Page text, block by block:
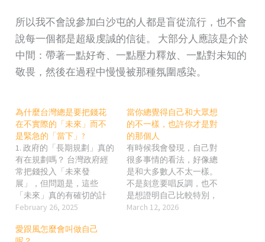
所以我不會說參加白沙屯的人都是盲從流行，也不會
說每一個都是超級虔誠的信徒。 大部分人應該是介於
中間：帶著一點好奇、一點壓力釋放、一點對未知的
敬畏，然後在過程中慢慢被那種氛圍感染。
為什麼台灣總是要把錢花
在不實際的「未來」而不
是緊急的「當下」?
1. 政府的「長期規劃」真的
有在規劃嗎？ 台灣政府經
常把錢投入「未來發
展」，但問題是，這些
「未來」真的有確切的計
畫和執行力嗎？很多時
「口號」，並沒有真正落
February 26, 2025
當你總覺得自己和大眾想
的不一樣，也許你才是對
的那個人
有時候我會發現，自己對
很多事情的看法，好像總
是和大多數人不太一樣。
不是刻意要唱反調，也不
是想證明自己比較特別，
只是很自然地在思考之
March 12, 2026
愛跟風怎麼會叫做自己